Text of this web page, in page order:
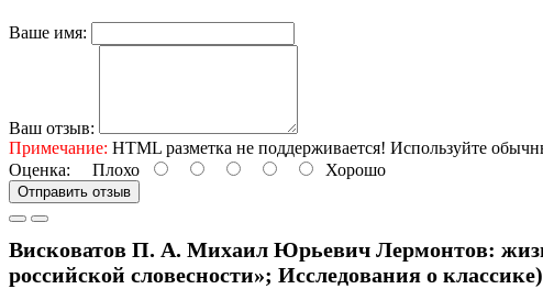
Ваше имя:
Ваш отзыв:
Примечание: HTML разметка не поддерживается! Используйте
Оценка: Плохо Хорошо
Отправить отзыв
Висковатов П. А. Михаил Юрьевич Лермонтов:
российской словесности»; Исследования о классике)